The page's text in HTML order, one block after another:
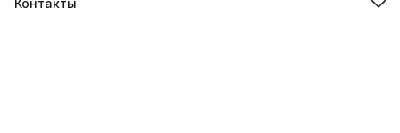
Контакты